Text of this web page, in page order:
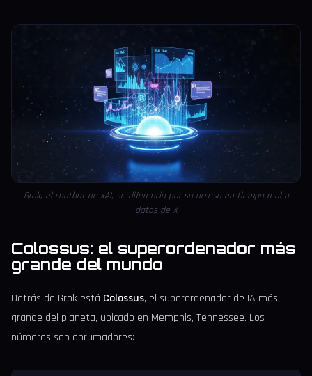
Grok, el chatbot de xAI, se diferencia por su acceso en tiempo real a
datos de X
Colossus: el superordenador más
grande del mundo
Detrás de Grok está Colossus, el superordenador de IA más
grande del planeta, ubicado en Memphis, Tennessee. Los
números son abrumadores: